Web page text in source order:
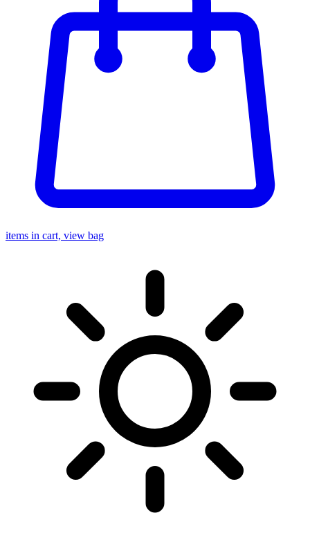
items in cart, view bag